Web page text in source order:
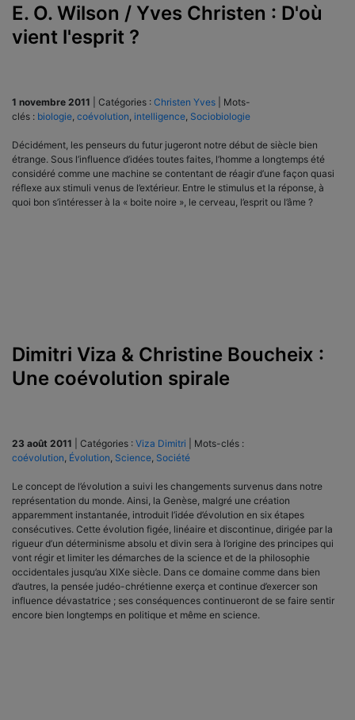
E. O. Wilson / Yves Christen : D'où
vient l'esprit ?
1 novembre 2011 Catégories : Christen Yves
Mots-
clés : biologie coévolution intelligence Sociobiologie
Décidément, les penseurs du futur jugeront notre début de siècle bien
étrange. Sous l’influence d’idées toutes faites, l’homme a longtemps été
considéré comme une machine se contentant de réagir d’une façon quasi
réflexe aux stimuli venus de l’extérieur. Entre le stimulus et la réponse, à
quoi bon s’intéresser à la « boite noire », le cerveau, l’esprit ou l’âme ?
Dimitri Viza & Christine Boucheix :
Une coévolution spirale
23 août 2011 Catégories : Viza Dimitri
Mots-clés :
coévolution, Évolution, Science, Société
Le concept de l’évolution a suivi les changements survenus dans notre
représentation du monde. Ainsi, la Genèse, malgré une création
apparemment instantanée, introduit l’idée d’évolution en six étapes
consécutives. Cette évolution figée, linéaire et discontinue, dirigée par la
rigueur d’un déterminisme absolu et divin sera à l’origine des principes qui
vont régir et limiter les démarches de la science et de la philosophie
occidentales jusqu’au XIXe siècle. Dans ce domaine comme dans bien
d’autres, la pensée judéo-chrétienne exerça et continue d’exercer son
influence dévastatrice ; ses conséquences continueront de se faire sentir
encore bien longtemps en politique et même en science.